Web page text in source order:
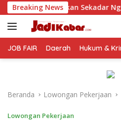
Langsung
ke
konten
Breaking News
Ngopi, Presiden LIRA Andi
JOB FAIR Daerah Hukum &
Beranda Lowongan Pekerjaan
Lowongan Pekerjaan